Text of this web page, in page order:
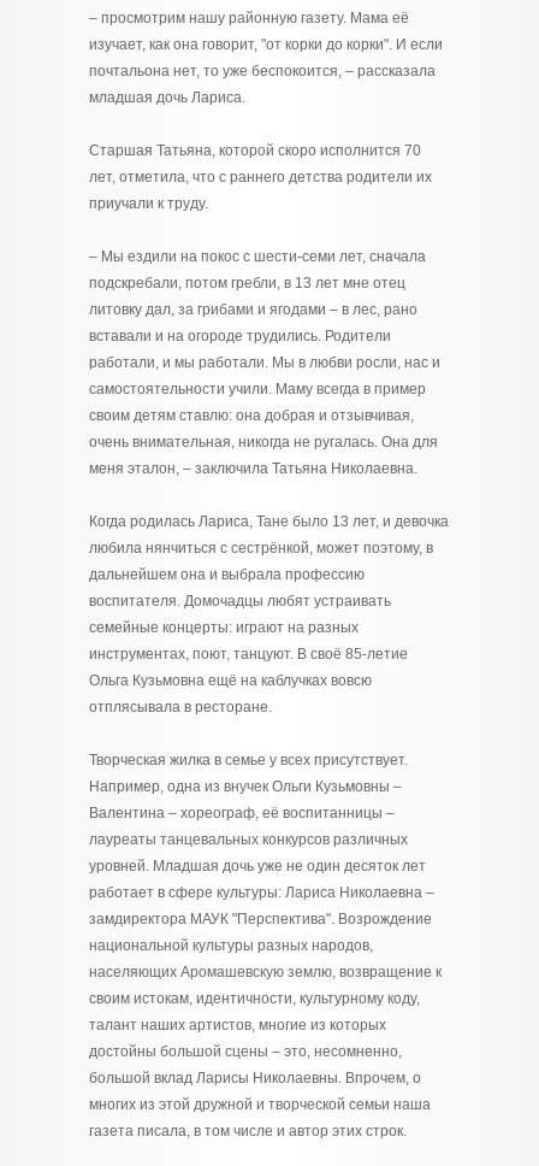
– просмотрим нашу районную газету. Мама её
изучает, как она говорит, "от корки до корки". И если
почтальона нет, то уже беспокоится, – рассказала
младшая дочь Лариса.
Старшая Татьяна, которой скоро исполнится 70
лет, отметила, что с раннего детства родители их
приучали к труду.
– Мы ездили на покос с шести-семи лет, сначала
подскребали, потом гребли, в 13 лет мне отец
литовку дал, за грибами и ягодами – в лес, рано
вставали и на огороде трудились. Родители
работали, и мы работали. Мы в любви росли, нас и
самостоятельности учили. Маму всегда в пример
своим детям ставлю: она добрая и отзывчивая,
очень внимательная, никогда не ругалась. Она для
меня эталон, – заключила Татьяна Николаевна.
Когда родилась Лариса, Тане было 13 лет, и девочка
любила нянчиться с сестрёнкой, может поэтому, в
дальнейшем она и выбрала профессию
воспитателя. Домочадцы любят устраивать
семейные концерты: играют на разных
инструментах, поют, танцуют. В своё 85-летие
Ольга Кузьмовна ещё на каблучках вовсю
отплясывала в ресторане.
Творческая жилка в семье у всех присутствует.
Например, одна из внучек Ольги Кузьмовны –
Валентина – хореограф, её воспитанницы –
лауреаты танцевальных конкурсов различных
уровней. Младшая дочь уже не один десяток лет
работает в сфере культуры: Лариса Николаевна –
замдиректора МАУК "Перспектива". Возрождение
национальной культуры разных народов,
населяющих Аромашевскую землю, возвращение к
своим истокам, идентичности, культурному коду,
талант наших артистов, многие из которых
достойны большой сцены – это, несомненно,
большой вклад Ларисы Николаевны. Впрочем, о
многих из этой дружной и творческой семьи наша
газета писала, в том числе и автор этих строк.